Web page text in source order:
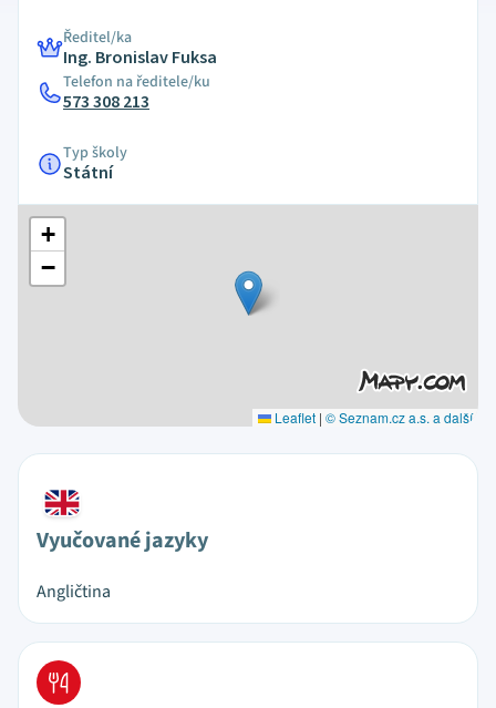
Ředitel/ka
Ing. Bronislav Fuksa
Telefon na ředitele/ku
573 308 213
Typ školy
Státní
+
−
Leaflet | © Seznam.cz a.s. a další
Vyučované jazyky
Angličtina